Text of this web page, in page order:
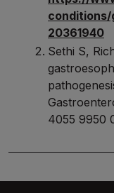
20361940
Sethi S,
4055 9950